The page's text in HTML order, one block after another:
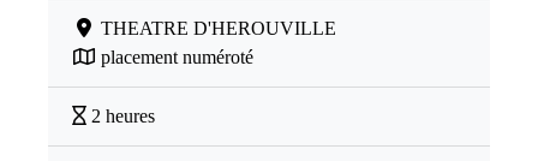
THEATRE D'HEROUVILLE
placement numéroté
2 heures